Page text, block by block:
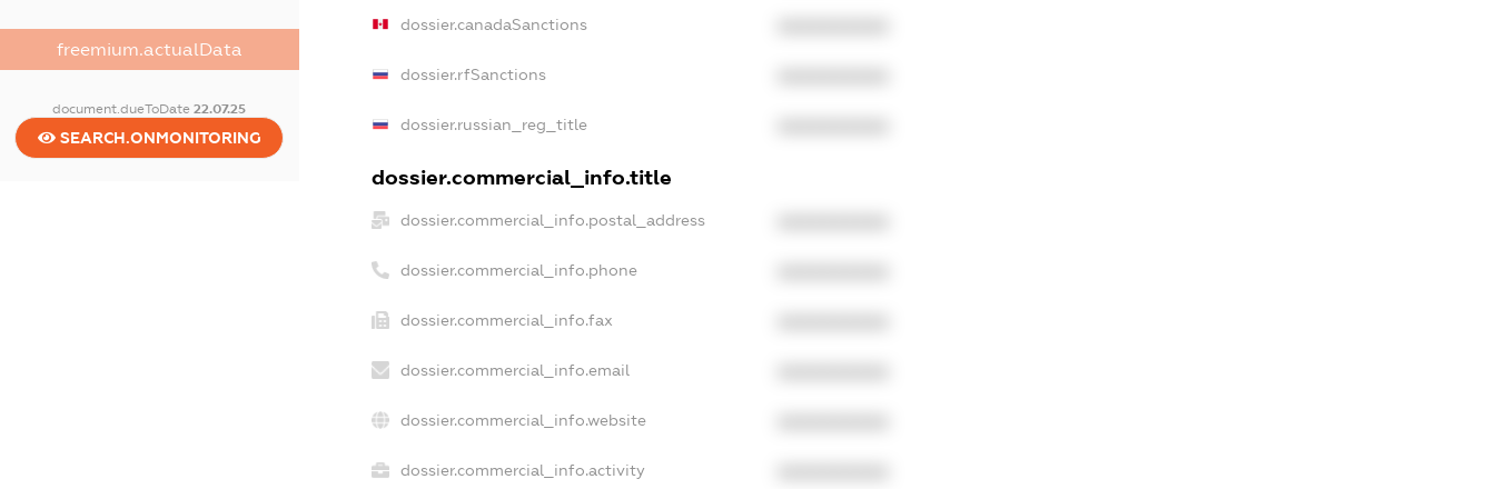
freemium.actualData
document.dueToDate22.07.25
SEARCH.ONMONITORING
dossier.canadaSanctions
dossier.rfSanctions
dossier.russian_reg_title
dossier.commercial_info.title
dossier.commercial_info.postal_address
dossier.commercial_info.phone
dossier.commercial_info.fax
dossier.commercial_info.email
dossier.commercial_info.website
dossier.commercial_info.activity